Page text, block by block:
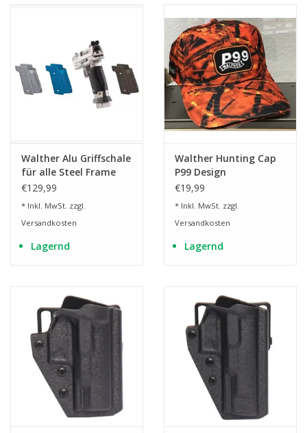
Walther Alu Griffschale
für alle Steel Frame
Modelle
€129,99
* Inkl. MwSt. zzgl.
Versandkosten
Lagernd
Walther Hunting Cap
P99 Design
€19,99
* Inkl. MwSt. zzgl.
Versandkosten
Lagernd